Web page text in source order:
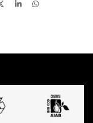
D
S
D